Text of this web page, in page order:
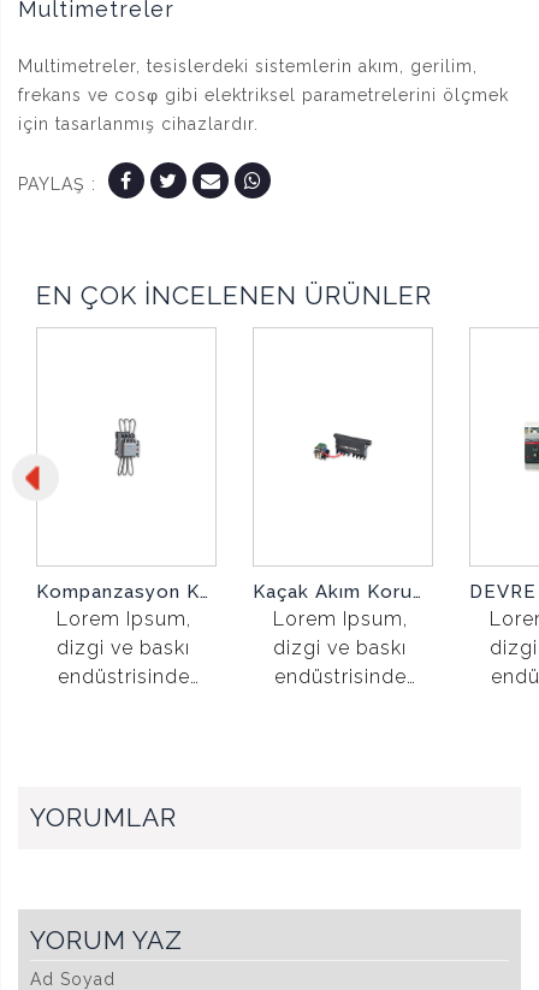
Multimetreler
Multimetreler, tesislerdeki sistemlerin akım, gerilim,
frekans ve cosφ gibi elektriksel parametrelerini ölçmek
için tasarlanmış cihazlardır.
PAYLAŞ :
EN ÇOK İNCELENEN ÜRÜNLER
Kompanzasyon Kontaktörü
Lorem Ipsum,
dizgi ve baskı
endüstrisinde
Kaçak Akım Korumalı Kompakt Şalter Yardımcı Kontak
Lorem Ipsum,
dizgi ve baskı
endüstrisinde
dizgi
YORUMLAR
YORUM YAZ
Ad Soyad